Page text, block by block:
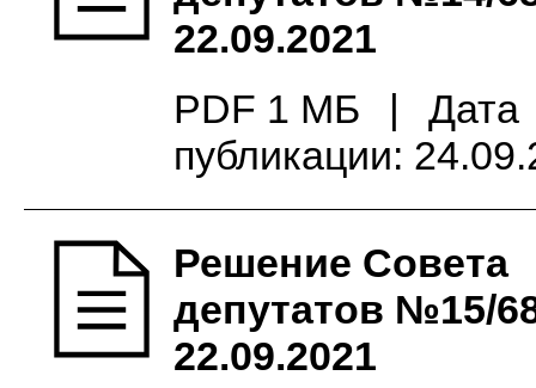
22.09.2021
PDF 1 МБ
|
Дата
публикации:
Решение Совета
депутатов №15/
22.09.2021